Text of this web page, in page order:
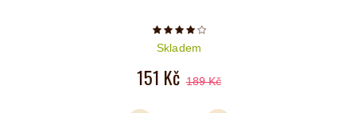
Počet hvězdiček je 4 z 5
Skladem
151 Kč 189 Kč